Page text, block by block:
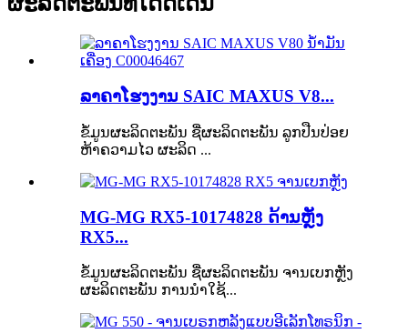
ລາຄາໂຮງງານ SAIC MAXUS V8...
ຂໍ້ມູນຜະລິດຕະພັນ ຊື່ຜະລິດຕະພັນ ລູກປືນປ່ອຍ
ຫ້າຄວາມໄວ ຜະລິດ ...
MG-MG RX5-10174828 ດ້ານຫຼັງ
RX5...
ຂໍ້ມູນຜະລິດຕະພັນ ຊື່ຜະລິດຕະພັນ ຈານເບກຫຼັງ
ຜະລິດຕະພັນ ການນຳໃຊ້...